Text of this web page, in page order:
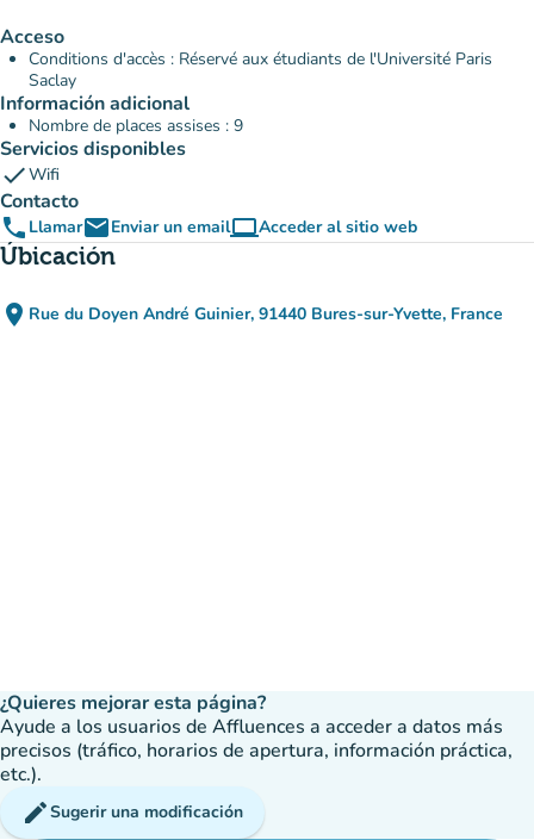
Acceso
Conditions d'accès : Réservé aux étudiants de l'Université Paris
Saclay
Información adicional
Nombre de places assises : 9
Servicios disponibles
checkWifi
Contacto
phone LlamaremailEnviar un emailcomputerAcceder al sitio web
(nueva pestaña)
Úbicación
place Rue du Doyen André Guinier, 91440 Bures-sur-Yvette, France
(abrir en Google Maps)
(nueva pestaña)
¿Quieres mejorar esta página?
Ayude a los usuarios de Affluences a acceder a datos más
precisos (tráfico, horarios de apertura, información práctica,
etc.).
editSugerir una modificación